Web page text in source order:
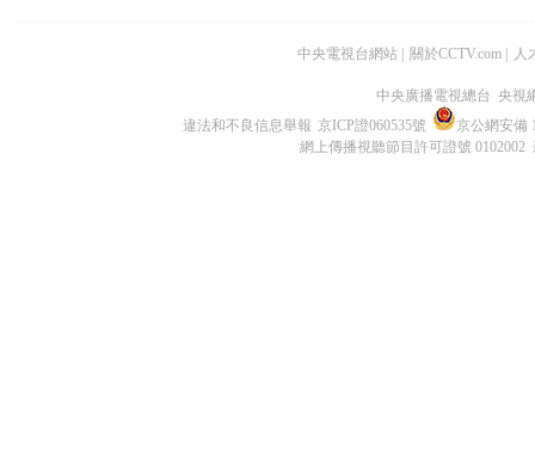
中央電視台網站 關於CCTV.com 人
中央廣播電視總台 央視
違法和不良信息舉報 京ICP證060535號
京公網安備
網上傳播視聽節目許可證號 0102002